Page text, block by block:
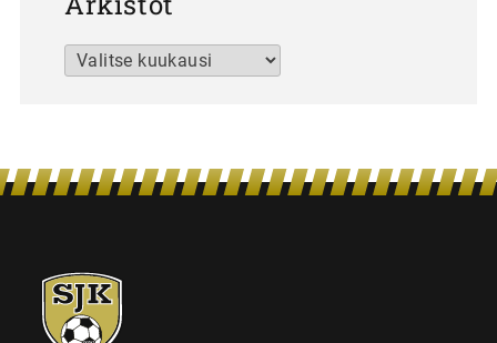
Arkistot
SJK-
juniorit